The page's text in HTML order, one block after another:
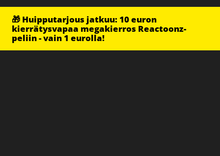
🎁 Huipputarjous jatkuu: 10 euron
kierrätysvapaa megakierros Reactoonz-
peliin - vain 1 eurolla!